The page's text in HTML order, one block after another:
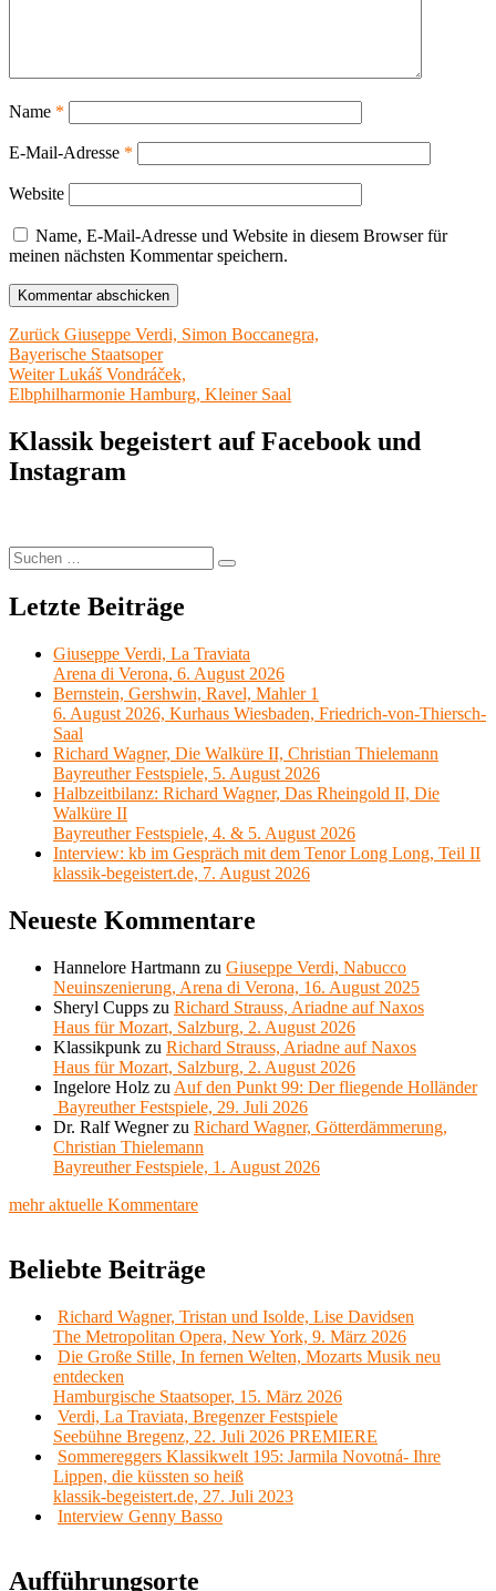
Name *
E-Mail-Adresse *
Website
Name, E-Mail-Adresse und Website in diesem Browser für
meinen nächsten Kommentar speichern.
Beitragsnavigation
Zurück Vorheriger
Beitrag:
Giuseppe Verdi, Simon Boccanegra,
Bayerische Staatsoper
Weiter Nächster
Beitrag:
Lukáš Vondráček,
Elbphilharmonie Hamburg, Kleiner Saal
Klassik begeistert auf Facebook und
Instagram
Suchen
nach:
Suchen
Letzte Beiträge
Giuseppe Verdi, La Traviata
Arena di Verona, 6. August 2026
Bernstein, Gershwin, Ravel, Mahler 1
6. August 2026, Kurhaus Wiesbaden, Friedrich-von-Thiersch-
Saal
Richard Wagner, Die Walküre II, Christian Thielemann
Bayreuther Festspiele, 5. August 2026
Halbzeitbilanz: Richard Wagner, Das Rheingold II, Die
Walküre II
Bayreuther Festspiele, 4. & 5. August 2026
Interview: kb im Gespräch mit dem Tenor Long Long, Teil II
klassik-begeistert.de, 7. August 2026
Neueste Kommentare
Hannelore Hartmann zu Giuseppe Verdi, Nabucco
Neuinszenierung, Arena di Verona, 16. August 2025
Sheryl Cupps zu Richard Strauss, Ariadne auf Naxos
Haus für Mozart, Salzburg, 2. August 2026
Klassikpunk zu Richard Strauss, Ariadne auf Naxos
Haus für Mozart, Salzburg, 2. August 2026
Ingelore Holz zu Auf den Punkt 99: Der fliegende Holländer
Bayreuther Festspiele, 29. Juli 2026
Dr. Ralf Wegnerzu Richard Wagner, Götterdämmerung,
Christian Thielemann
Bayreuther Festspiele, 1. August 2026
mehr aktuelle Kommentare
Beliebte Beiträge
Richard Wagner, Tristan und Isolde, Lise Davidsen
The Metropolitan Opera, New York, 9. März 2026
Die Große Stille, In fernen Welten, Mozarts Musik neu
entdecken
Hamburgische Staatsoper, 15. März 2026
Verdi, La Traviata, Bregenzer Festspiele
Seebühne Bregenz, 22. Juli 2026 PREMIERE
Sommereggers Klassikwelt 195: Jarmila Novotná- Ihre
Lippen, die küssten so heiß
klassik-begeistert.de, 27. Juli 2023
Interview Genny Basso
Aufführungsorte